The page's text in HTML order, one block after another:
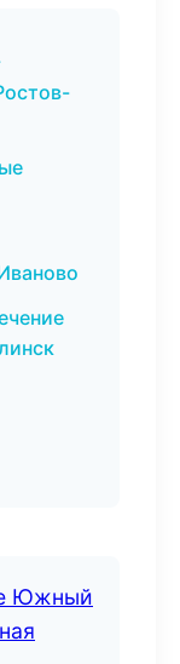
Южный